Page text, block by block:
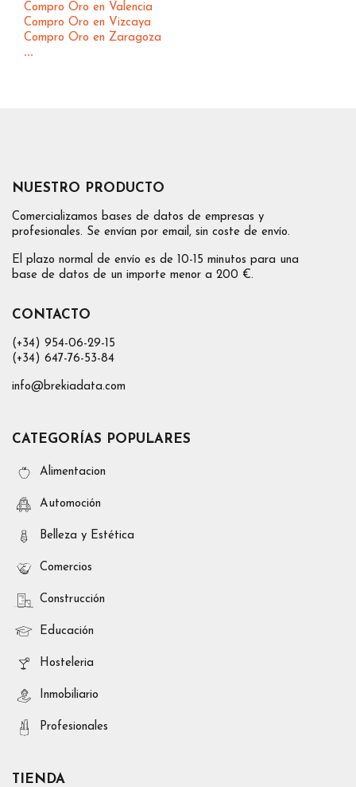
Compro Oro en Valencia
Compro Oro en Vizcaya
Compro Oro en Zaragoza
...
NUESTRO PRODUCTO
Comercializamos bases de datos de empresas y
profesionales. Se envían por email, sin coste de envío.
El plazo normal de envío es de 10-15 minutos para una
base de datos de un importe menor a 200 €.
CONTACTO
(+34) 954-06-29-15
(+34) 647-76-53-84
info@brekiadata.com
CATEGORÍAS POPULARES
Alimentacion
Automoción
Belleza y Estética
Comercios
Construcción
Educación
Hosteleria
Inmobiliario
Profesionales
TIENDA